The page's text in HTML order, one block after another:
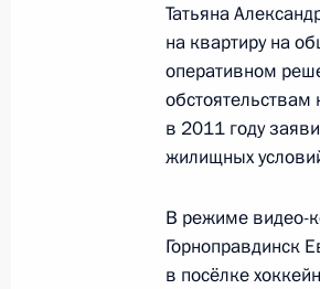
Работа
автономном
17 февраля 2012
16 февраля
в Ханты-
15 февраля 2012
Татьяна
на квартиру на
оперативном
в 2011 году
жилищных
В режиме видео-
Горноправдинск
в посёлке